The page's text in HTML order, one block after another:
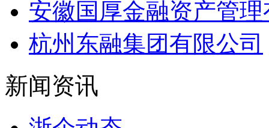
安徽国厚金融资产管
杭州东融集团有限公司
新闻资讯